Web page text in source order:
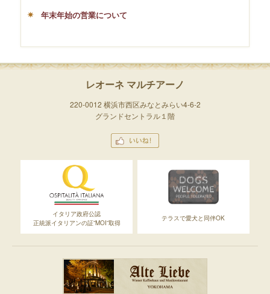
年末年始の営業について
レオーネ マルチアーノ
220-0012 横浜市西区みなとみらい4-6-2
グランドセントラル１階
イタリア政府公認
正統派イタリアンの証”MOI”取得
テラスで愛犬と同伴OK